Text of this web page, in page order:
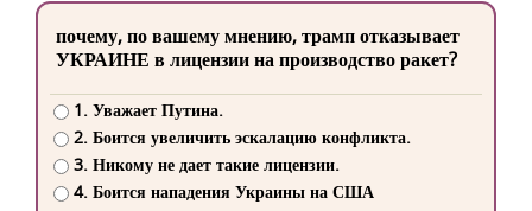
почему, по вашему мнению, трамп отказывает
УКРАИНЕ в лицензии на производство ракет?
1. Уважает Путина.
2. Боится увеличить эскалацию конфликта.
3. Никому не дает такие лицензии.
4. Боится нападения Украины на США